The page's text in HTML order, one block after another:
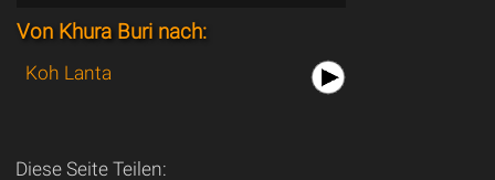
Von Khura Buri nach:
Koh Lanta
Diese Seite Teilen: